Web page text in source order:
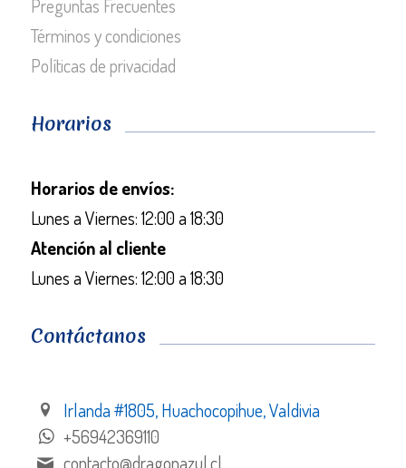
Preguntas Frecuentes
Términos y condiciones
Políticas de privacidad
Horarios
Horarios de envíos:
Lunes a Viernes: 12:00 a 18:30
Atención al cliente
Lunes a Viernes: 12:00 a 18:30
Contáctanos
Irlanda #1805, Huachocopihue, Valdivia
+56942369110
contacto@dragonazul.cl